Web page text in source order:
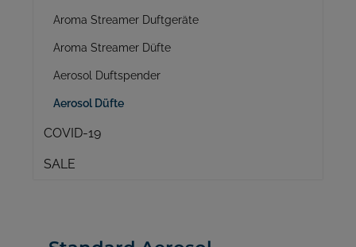
Aroma Streamer Duftgeräte
Aroma Streamer Düfte
Aerosol Duftspender
Aerosol Düfte
COVID-19
SALE